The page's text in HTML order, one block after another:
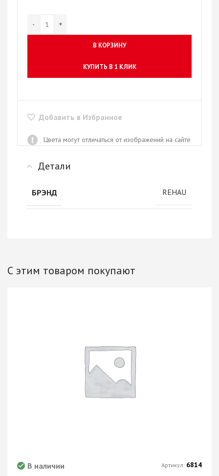
В КОРЗИНУ
КУПИТЬ В 1 КЛИК
Добавить в Избранное
Цвета могут отличаться от изображений на сайте
Детали
БРЭНД REHAU
С этим товаром покупают
В наличии Артикул: 6814